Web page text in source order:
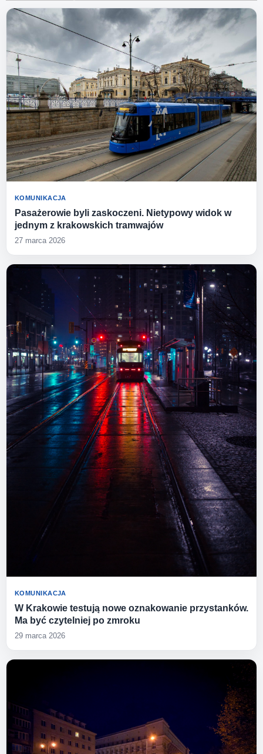
KOMUNIKACJA
Pasażerowie byli zaskoczeni. Nietypowy widok w
jednym z krakowskich tramwajów
27 marca 2026
KOMUNIKACJA
W Krakowie testują nowe oznakowanie przystanków.
Ma być czytelniej po zmroku
29 marca 2026